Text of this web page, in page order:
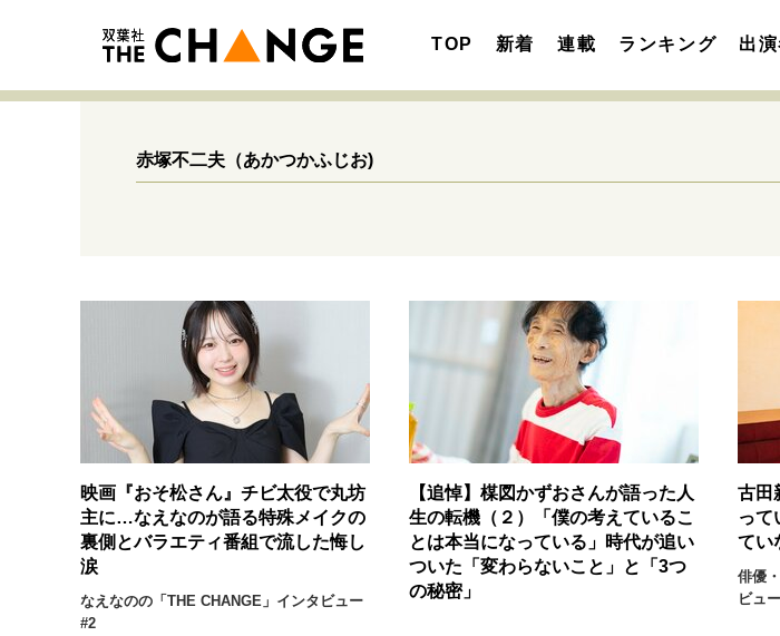
TOP 新着 連載 ランキング 出
運命を変えた出会い 決断の裏側
表現者の葛藤
キャリア・働き方 セカンドキャリアの描き方 独立とい
夢を掴む選択
経営・ビジネス リーダーの流儀 変革の原動力
一流のルーティン
赤塚不二夫 （あかつかふじお)
映画『おそ松さん』チビ太役で丸坊
主に…なえなのが語る特殊メイクの
裏側とバラエティ番組で流した悔し
涙
なえなのの「THE CHANGE」インタビュー
#2
【追悼】楳図かずおさんが語った人
生の転機（２）「僕の考えているこ
とは本当になっている」時代が追い
ついた「変わらないこと」と「3つ
の秘密」
古田
って
てい
俳優
ビュ